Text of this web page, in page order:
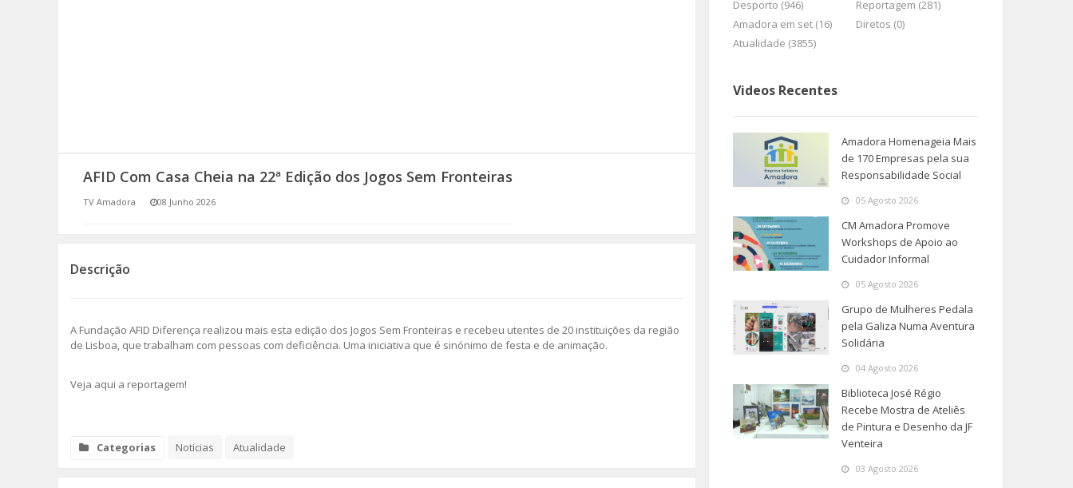
(RE) PENSAMENTOS
AFID Com Casa Cheia na 22ª Edição dos Jogos Sem Fronteiras
TV Amadora 08 Junho 2026
Descrição
A Fundação AFID Diferença realizou mais esta edição dos Jogos Sem Fronteiras e recebeu utentes de 20 instituições da região
de Lisboa, que trabalham com pessoas com deficiência. Uma iniciativa que é sinónimo de festa e de animação.
Veja aqui a reportagem!
Categorias Noticias Atualidade
Desporto (946)
Reportagem (281)
Amadora em set (16)
Diretos (0)
Atualidade (3855)
Videos Recentes
Amadora Homenageia Mais
de 170 Empresas pela sua
Responsabilidade Social
05 Agosto 2026
CM Amadora Promove
Workshops de Apoio ao
Cuidador Informal
05 Agosto 2026
Grupo de Mulheres Pedala
pela Galiza Numa Aventura
Solidária
04 Agosto 2026
Biblioteca José Régio
Recebe Mostra de Ateliês
de Pintura e Desenho da JF
Venteira
03 Agosto 2026